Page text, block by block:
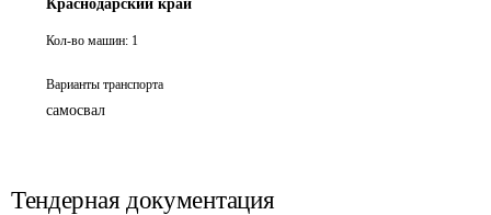
Краснодарский край
Кол-во машин: 1
Варианты транспорта
самосвал
Тендерная документация